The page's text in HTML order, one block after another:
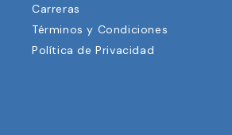
Carreras
Términos y Condiciones
Política de Privacidad